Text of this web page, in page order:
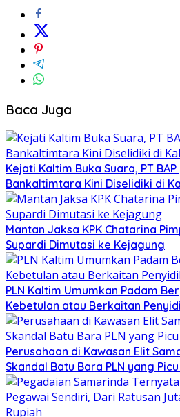
Baca Juga
Kejati Kaltim Buka Suara, PT
Bankaltimtara Kini Diselidiki di
Mantan Jaksa KPK Chatarina
Supardi Dimutasi ke Kejagung
PLN Kaltim Umumkan Padam
Kebetulan atau Berkaitan
Perusahaan di Kawasan Elit
Skandal Batu Bara PLN yang